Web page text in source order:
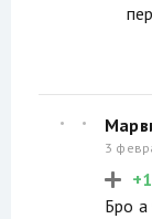
3
+1
Бро а